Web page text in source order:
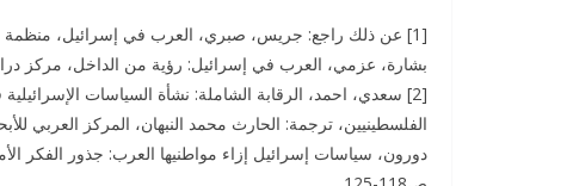
بشارة، عزمي، العرب في إسرائيل: رؤية من الداخل، مركز دراسات
[2] سعدي، احمد، الرقابة الشاملة: نشأة السياسات